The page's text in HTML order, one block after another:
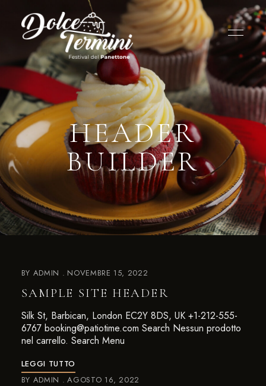
HEADER
BUILDER
BY ADMIN NOVEMBRE 15, 2022
SAMPLE SITE HEADER
Silk St, Barbican, London EC2Y 8DS, UK +1-212-555-
6767 booking@patiotime.com Search Nessun prodotto
nel carrello. Search Menu
LEGGI TUTTO
BY ADMIN AGOSTO 16, 2022